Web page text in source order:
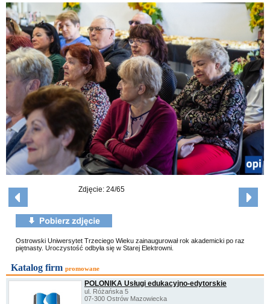
Zdjęcie: 24/65
Ostrowski Uniwersytet Trzeciego Wieku zainaugurował rok akademicki po raz
piętnasty. Uroczystość odbyła się w Starej Elektrowni.
Katalog firm promowane
POLONIKA Usługi edukacyjno-edytorskie
ul. Różańska 5
07-300 Ostrów Mazowiecka